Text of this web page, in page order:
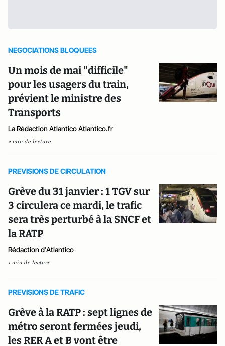
NEGOCIATIONS BLOQUEES
Un mois de mai "difficile"
pour les usagers du train,
prévient le ministre des
Transports
La Rédaction Atlantico Atlantico.fr
2 min de lecture
PREVISIONS DE CIRCULATION
Grève du 31 janvier : 1 TGV sur
3 circulera ce mardi, le trafic
sera très perturbé à la SNCF et
la RATP
Rédaction d'Atlantico
1 min de lecture
PREVISIONS DE TRAFIC
Grève à la RATP : sept lignes de
métro seront fermées jeudi,
les RER A et B vont être